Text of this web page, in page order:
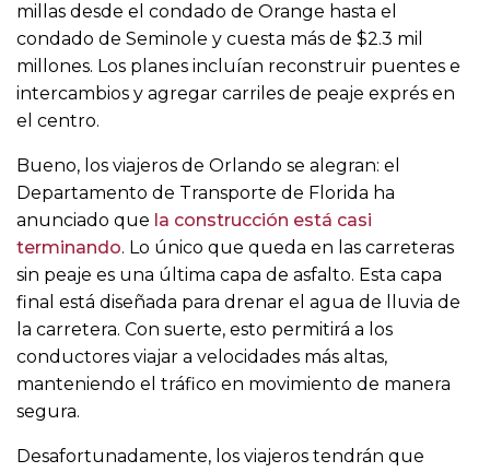
millas desde el condado de Orange hasta el
condado de Seminole y cuesta más de $2.3 mil
millones. Los planes incluían reconstruir puentes e
intercambios y agregar carriles de peaje exprés en
el centro.
Bueno, los viajeros de Orlando se alegran: el
Departamento de Transporte de Florida ha
anunciado que la construcción está casi
terminando. Lo único que queda en las carreteras
sin peaje es una última capa de asfalto. Esta capa
final está diseñada para drenar el agua de lluvia de
la carretera. Con suerte, esto permitirá a los
conductores viajar a velocidades más altas,
manteniendo el tráfico en movimiento de manera
segura.
Desafortunadamente, los viajeros tendrán que